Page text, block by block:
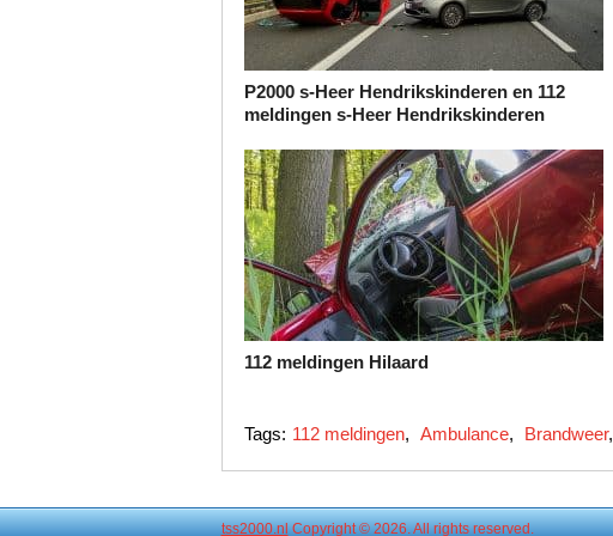
P2000 s-Heer Hendrikskinderen en 112
meldingen s-Heer Hendrikskinderen
112 meldingen Hilaard
Tags: 112 meldingen, Ambulance, Brandweer,
tss2000.nlCopyright © 2026. All rights reserved.